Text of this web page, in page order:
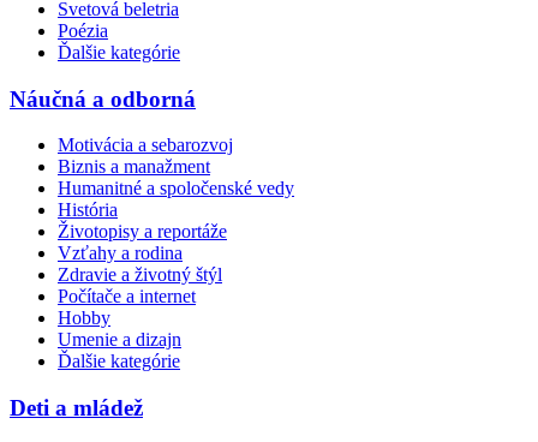
Svetová beletria
Poézia
Ďalšie kategórie
Náučná a odborná
Motivácia a sebarozvoj
Biznis a manažment
Humanitné a spoločenské vedy
História
Životopisy a reportáže
Vzťahy a rodina
Zdravie a životný štýl
Počítače a internet
Hobby
Umenie a dizajn
Ďalšie kategórie
Deti a mládež